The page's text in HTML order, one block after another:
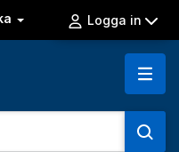
Logga in